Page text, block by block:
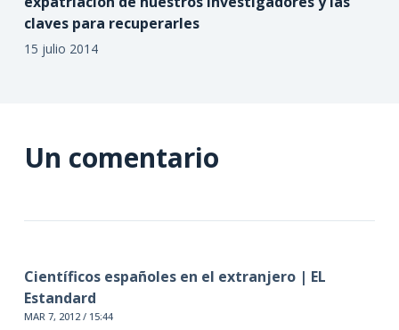
claves para recuperarles
15 julio 2014
Un comentario
Científicos españoles en el extranjero | EL
Estandard
MAR 7, 2012 / 15:44